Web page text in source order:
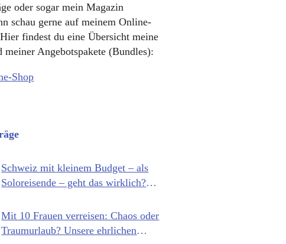
oder sogar mein Magazin
schau gerne auf meinem Online-
findest du eine Übersicht meine
meiner Angebotspakete (Bundles):
Shop
Schweiz mit kleinem Budget – als
Soloreisende – geht das wirklich?
Mit 10 Frauen verreisen: Chaos oder
Traumurlaub? Unsere ehrlichen